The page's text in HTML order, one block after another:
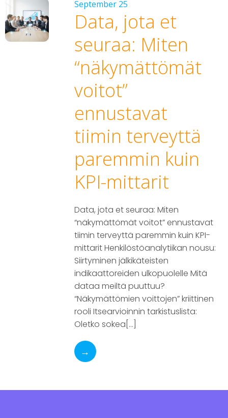
September 25
Data, jota et
seuraa: Miten
“näkymättömät
voitot”
ennustavat
tiimin terveyttä
paremmin kuin
KPI-mittarit
Data, jota et seuraa: Miten
“näkymättömät voitot” ennustavat
tiimin terveyttä paremmin kuin KPI-
mittarit Henkilöstöanalytiikan nousu:
Siirtyminen jälkikäteisten
indikaattoreiden ulkopuolelle Mitä
dataa meiltä puuttuu?
“Näkymättömien voittojen” kriittinen
rooli Itsearvioinnin tarkistuslista:
Oletko sokea[…]
→